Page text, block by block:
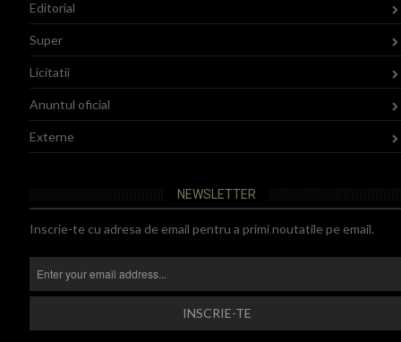
Editorial
Super
Licitatii
Anuntul oficial
Externe
NEWSLETTER
Inscrie-te cu adresa de email pentru a primi noutatile pe email.